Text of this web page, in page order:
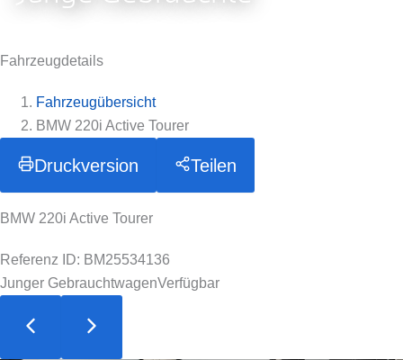
Fahrzeugdetails
Fahrzeugübersicht
BMW 220i Active Tourer
Druckversion Teilen
BMW 220i Active Tourer
Referenz ID: BM25534136
Junger GebrauchtwagenVerfügbar